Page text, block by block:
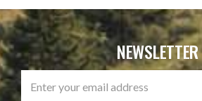
NEWSLETTER